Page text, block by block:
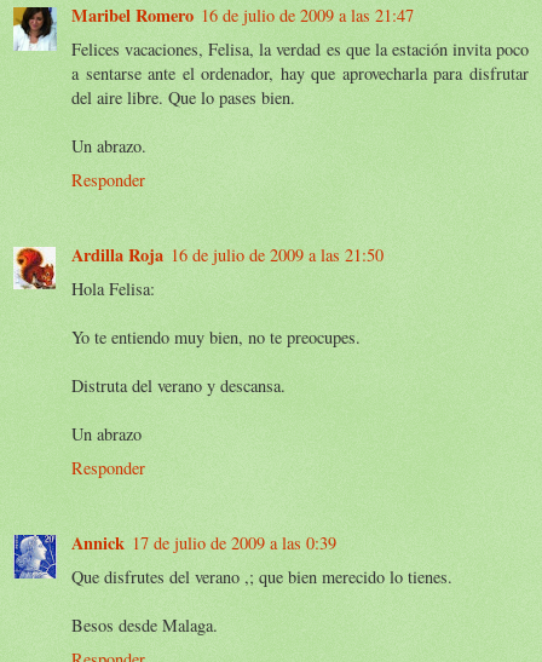
Maribel Romero 16 de julio de 2009 a las 21:47
Felices vacaciones, Felisa, la verdad es que la estación invita poco
a sentarse ante el ordenador, hay que aprovecharla para disfrutar
del aire libre. Que lo pases bien.
Un abrazo.
Responder
Ardilla Roja 16 de julio de 2009 a las 21:50
Hola Felisa:
Yo te entiendo muy bien, no te preocupes.
Distruta del verano y descansa.
Un abrazo
Responder
Annick 17 de julio de 2009 a las 0:39
Que disfrutes del verano ,; que bien merecido lo tienes.
Besos desde Malaga.